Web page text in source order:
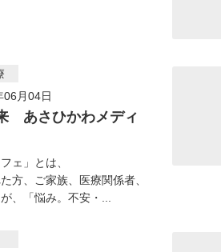
06月04日
あさひかわメディ
ェ」とは、
方、ご家族、医療関係者、
、「悩み。不安・...